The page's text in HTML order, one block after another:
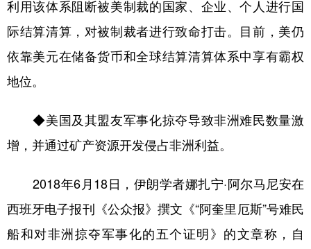
利用该体系阻断被美制裁的国家、企业、个人进行国
际结算清算，对被制裁者进行致命打击。目前，美仍
依靠美元在储备货币和全球结算清算体系中享有霸权
地位。
◆美国及其盟友军事化掠夺导致非洲难民数量激
增，并通过矿产资源开发侵占非洲利益。
2018年6月18日，伊朗学者娜扎宁·阿尔马尼安在
西班牙电子报刊《公众报》撰文《“阿奎里厄斯”号难民
船和对非洲掠夺军事化的五个证明》的文章称，自